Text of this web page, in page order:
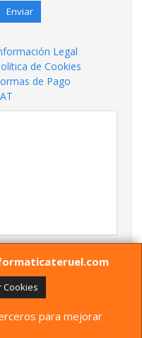
Cookies
para mejorar
Enviar
Legal
de Cookies
de Pago
a 20:00 Y